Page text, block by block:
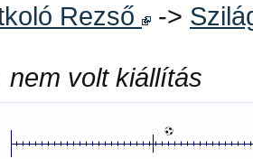
Rezső ->
nem volt kiállítás